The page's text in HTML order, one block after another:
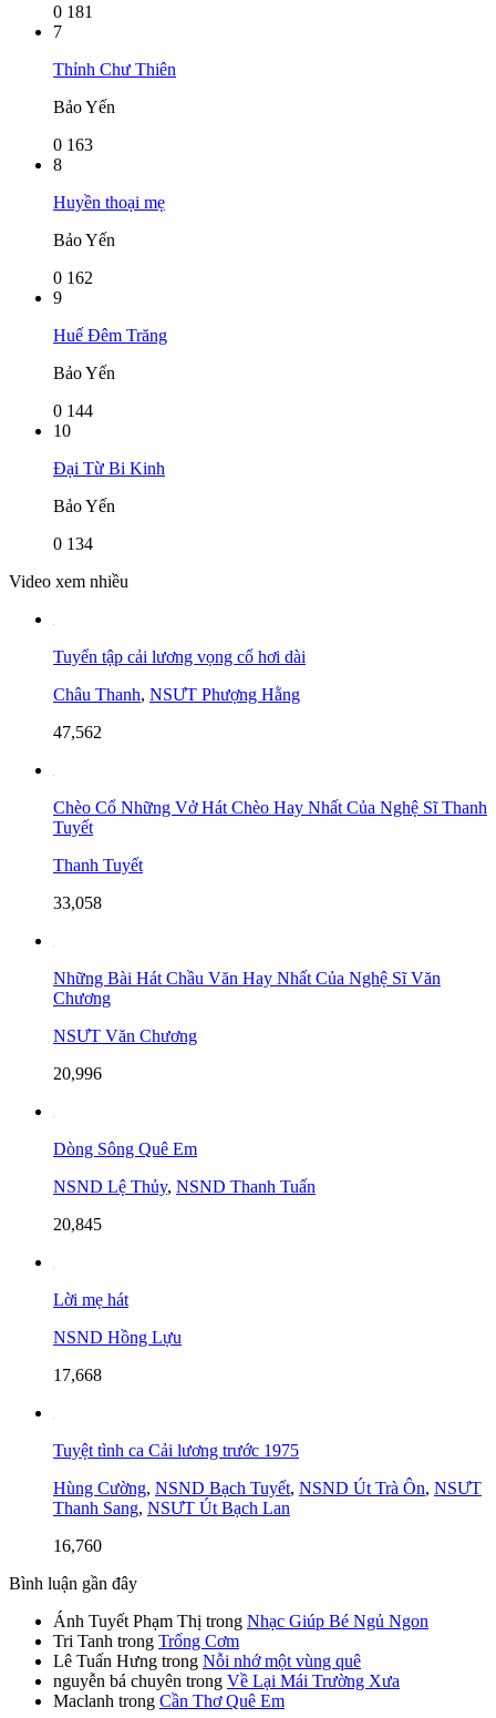
0 181
7
Thỉnh Chư Thiên
Bảo Yến
0 163
8
Huyền thoại mẹ
Bảo Yến
0 162
9
Huế Đêm Trăng
Bảo Yến
0 144
10
Đại Từ Bi Kinh
Bảo Yến
0 134
Video xem nhiều
Tuyển tập cải lương vọng cổ hơi dài
Châu Thanh, NSƯT Phượng Hằng
47,562
Chèo Cổ Những Vở Hát Chèo Hay Nhất Của Nghệ Sĩ Thanh
Tuyết
Thanh Tuyết
33,058
Những Bài Hát Chầu Văn Hay Nhất Của Nghệ Sĩ Văn
Chương
NSƯT Văn Chương
20,996
Dòng Sông Quê Em
NSND Lệ Thủy, NSND Thanh Tuấn
20,845
Lời mẹ hát
NSND Hồng Lựu
17,668
Tuyệt tình ca Cải lương trước 1975
Hùng Cường, NSND Bạch Tuyết, NSND Út Trà Ôn, NSƯT
Thanh Sang, NSƯT Út Bạch Lan
16,760
Bình luận gần đây
Ánh Tuyết Phạm Thị trong Nhạc Giúp Bé Ngủ Ngon
Tri Tanh trong Trống Cơm
Lê Tuấn Hưng trong Nỗi nhớ một vùng quê
nguyễn bá chuyên trong Về Lại Mái Trường Xưa
Maclanh trong Cần Thơ Quê Em